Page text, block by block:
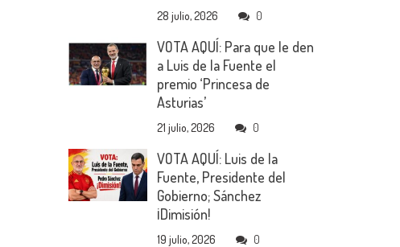
28 julio, 2026 0
VOTA AQUÍ: Para que le den
a Luis de la Fuente el
premio ‘Princesa de
Asturias’
21 julio, 2026 0
VOTA AQUÍ: Luis de la
Fuente, Presidente del
Gobierno; Sánchez
¡Dimisión!
19 julio, 2026 0